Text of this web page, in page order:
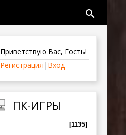
search
Приветствую Вас, Гость!
Регистрация | Вход
ПК-ИГРЫ
[1135]